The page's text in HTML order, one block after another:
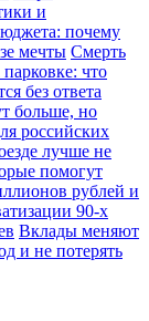
и
почему
мечты Смерть
что
без ответа
больше, но
российских
лучше не
помогут
рублей и
90-х
Вклады меняют
и не потерять